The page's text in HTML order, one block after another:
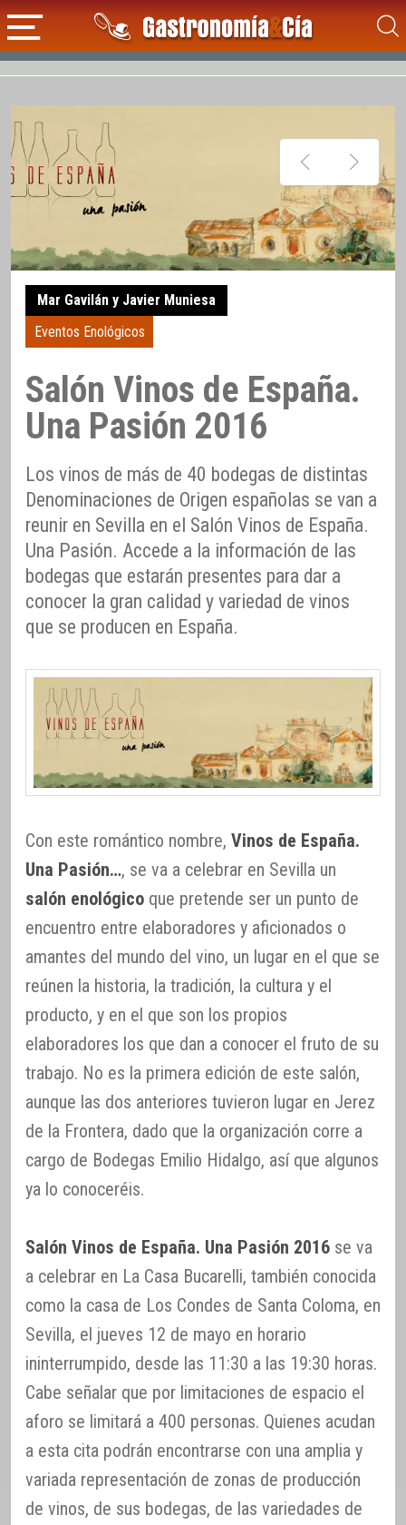
Mar Gavilán y Javier Muniesa
Eventos Enológicos
Salón Vinos de España.
Una Pasión 2016
Los vinos de más de 40 bodegas de distintas
Denominaciones de Origen españolas se van a
reunir en Sevilla en el Salón Vinos de España.
Una Pasión. Accede a la información de las
bodegas que estarán presentes para dar a
conocer la gran calidad y variedad de vinos
que se producen en España.
Con este romántico nombre, Vinos de España.
Una Pasión…, se va a celebrar en Sevilla un
salón enológico que pretende ser un punto de
encuentro entre elaboradores y aficionados o
amantes del mundo del vino, un lugar en el que se
reúnen la historia, la tradición, la cultura y el
producto, y en el que son los propios
elaboradores los que dan a conocer el fruto de su
trabajo. No es la primera edición de este salón,
aunque las dos anteriores tuvieron lugar en Jerez
de la Frontera, dado que la organización corre a
cargo de Bodegas Emilio Hidalgo, así que algunos
ya lo conoceréis.
Salón Vinos de España. Una Pasión 2016 se va
a celebrar en La Casa Bucarelli, también conocida
como la casa de Los Condes de Santa Coloma, en
Sevilla, el jueves 12 de mayo en horario
ininterrumpido, desde las 11:30 a las 19:30 horas.
Cabe señalar que por limitaciones de espacio el
aforo se limitará a 400 personas. Quienes acudan
a esta cita podrán encontrarse con una amplia y
variada representación de zonas de producción
de vinos, de sus bodegas, de las variedades de